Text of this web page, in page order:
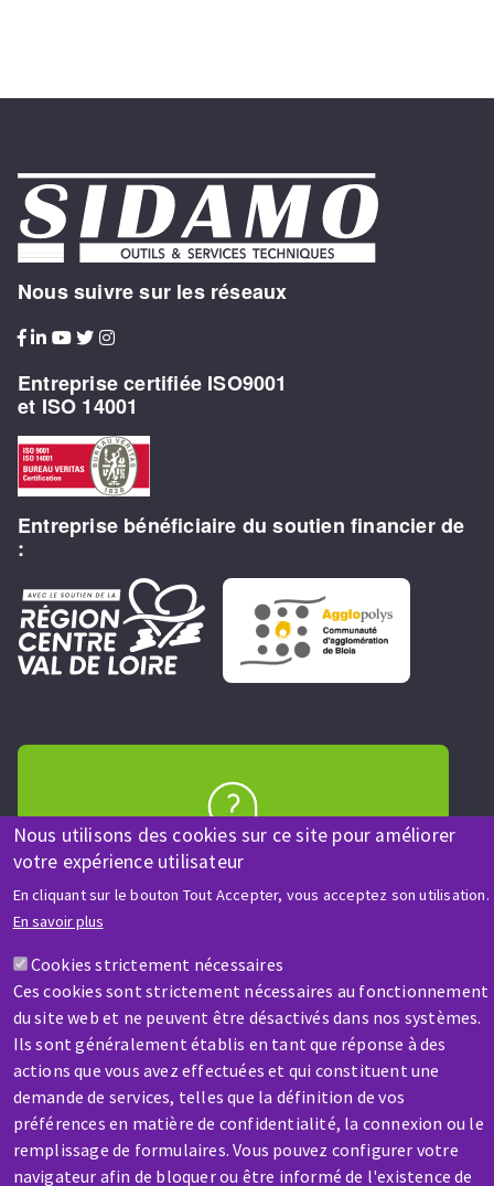
Nous utilisons des cookies sur ce site pour améliorer
votre expérience utilisateur
En cliquant sur le bouton Tout Accepter, vous acceptez son utilisation.
En savoir plus
Cookies strictement nécessaires
Ces cookies sont strictement nécessaires au fonctionnement
du site web et ne peuvent être désactivés dans nos systèmes.
Ils sont généralement établis en tant que réponse à des
actions que vous avez effectuées et qui constituent une
demande de services, telles que la définition de vos
préférences en matière de confidentialité, la connexion ou le
remplissage de formulaires. Vous pouvez configurer votre
navigateur afin de bloquer ou être informé de l'existence de
Nous suivre sur les réseaux
Entreprise certifiée ISO9001
et ISO 14001
Entreprise bénéficiaire du soutien financier de
:
AIDE & CONTACT
Une question ? Un renseignement ?
Contactez-nous
SAV / RÉPARATION
Une machine cassée ? En panne ?